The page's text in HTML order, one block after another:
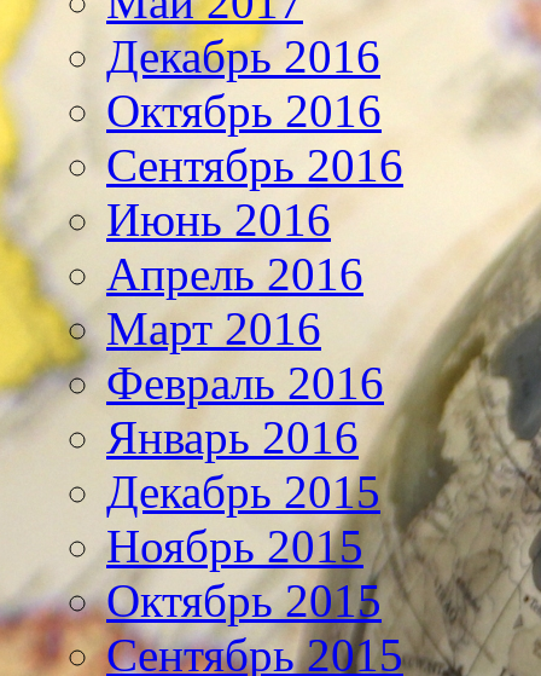
Декабрь 2016
Октябрь 2016
Сентябрь 2016
Июнь 2016
Апрель 2016
Март 2016
Февраль 2016
Январь 2016
Декабрь 2015
Ноябрь 2015
Октябрь 2015
Сентябрь 2015